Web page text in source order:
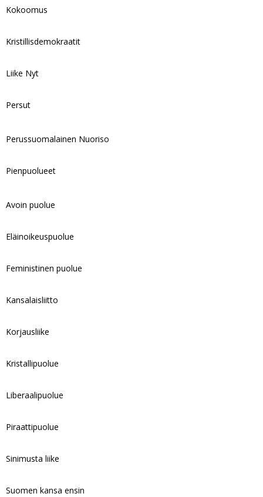
Kokoomus
Kristillisdemokraatit
Liike Nyt
Persut
Perussuomalainen Nuoriso
Pienpuolueet
Avoin puolue
Eläinoikeuspuolue
Feministinen puolue
Kansalaisliitto
Korjausliike
Kristallipuolue
Liberaalipuolue
Piraattipuolue
Sinimusta liike
Suomen kansa ensin